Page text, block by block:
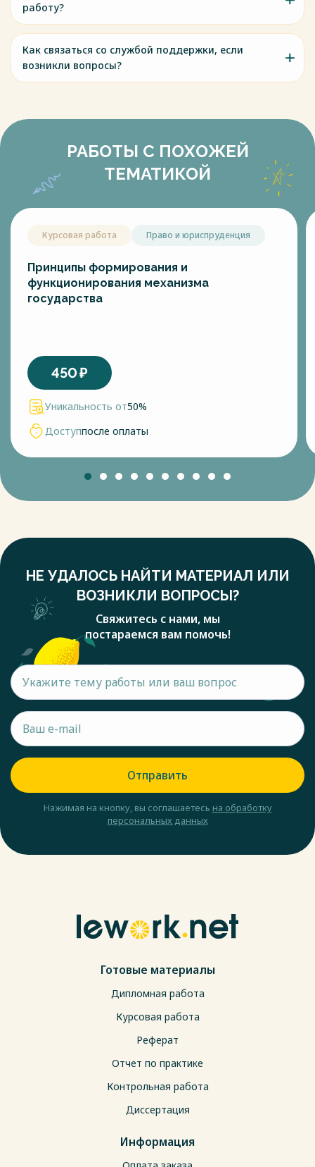
работу?
Как связаться со службой поддержки, если
возникли вопросы?
РАБОТЫ С ПОХОЖЕЙ
ТЕМАТИКОЙ
Курсовая работа Право и юриспруденция
Принципы формирования и
функционирования механизма
государства
450₽
Уникальность от50%
Доступпосле оплаты
НЕ УДАЛОСЬ НАЙТИ МАТЕРИАЛ ИЛИ
ВОЗНИКЛИ ВОПРОСЫ?
Свяжитесь с нами, мы
постараемся вам помочь!
Отправить
Нажимая на кнопку, вы соглашаетесь на обработку
персональных данных
Готовые материалы
Дипломная работа
Курсовая работа
Реферат
Отчет по практике
Контрольная работа
Диссертация
Информация